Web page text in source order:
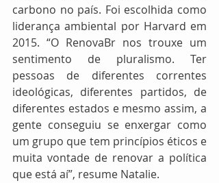
carbono no país. Foi escolhida como
liderança ambiental por Harvard em
2015. “O RenovaBr nos trouxe um
sentimento de pluralismo. Ter
pessoas de diferentes correntes
ideológicas, diferentes partidos, de
diferentes estados e mesmo assim, a
gente conseguiu se enxergar como
um grupo que tem princípios éticos e
muita vontade de renovar a política
que está aí”, resume Natalie.